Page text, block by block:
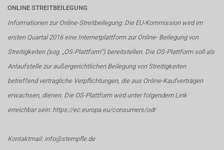
ONLINE STREITBEILEGUNG
Informationen zur Online-Streitbeilegung: Die EU-Kommission wird im
ersten Quartal 2016 eine Internetplattform zur Online- Beilegung von
Streitigkeiten (sog. „OS-Plattform“) bereitstellen. Die OS-Plattform soll als
Anlaufstelle zur außergerichtlichen Beilegung von Streitigkeiten
betreffend vertragliche Verpflichtungen, die aus Online-Kaufverträgen
erwachsen, dienen. Die OS-Plattform wird unter folgendem Link
erreichbar sein: https://ec.europa.eu/consumers/odr
Kontaktmail: info@stempfle.de